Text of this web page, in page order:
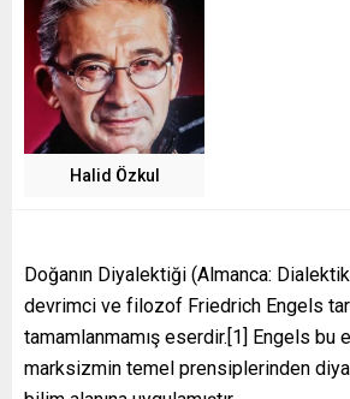
Halid Özkul
Doğanın Diyalektiği (Almanca:
devrimci ve filozof Friedrich Engels
tamamlanmamış eserdir.[1] Engels bu
marksizmin temel prensiplerinden